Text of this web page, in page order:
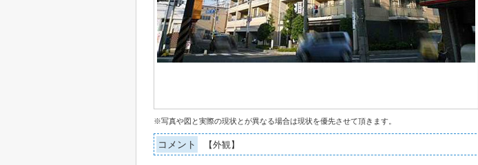
※写真や図と実際の現状とが異なる場合は現状を優先させて頂きます。
コメント 【外観】